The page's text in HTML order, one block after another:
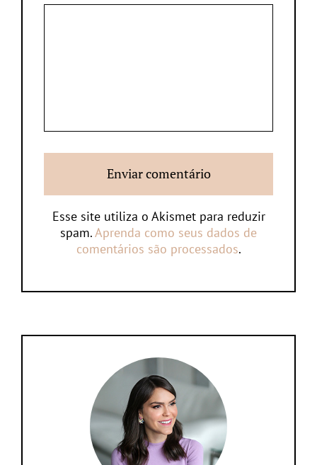
Esse site utiliza o Akismet para reduzir
spam.Aprenda como seus dados de
comentários são processados.